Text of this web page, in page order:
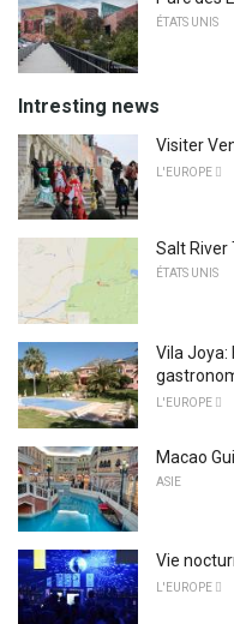
ÉTATS UNIS
Intresting news
Visiter
L'EUROPE 
Salt River
ÉTATS UNIS
Vila Joya:
L'EUROPE 
Macao
ASIE
Vie
L'EUROPE 